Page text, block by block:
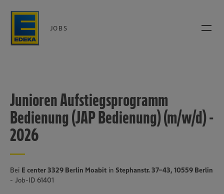
JOBS
Junioren Aufstiegsprogramm
Bedienung (JAP Bedienung) (m/w/d) -
2026
Bei E center 3329 Berlin Moabit in Stephanstr. 37-43, 10559 Berlin
- Job-ID 61401